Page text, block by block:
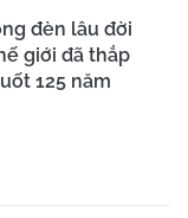
đèn lâu đời
giới đã thắp
125 năm